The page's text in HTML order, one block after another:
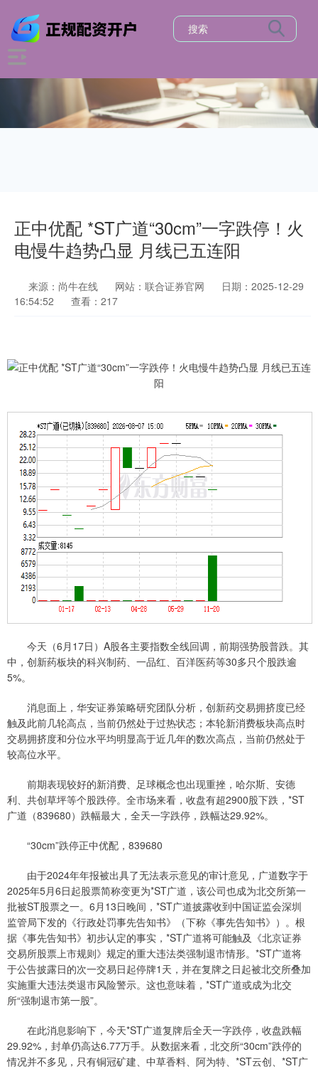
正中优配 *ST广道“30cm”一字跌停！火
电慢牛趋势凸显 月线已五连阳
来源：尚牛在线 网站：联合证券官网
日期：2025-12-29
16:54:52
查看：217
今天（6月17日）A股各主要指数全线回调，前期强势股普跌。其
中，创新药板块的科兴制药、一品红、百洋医药等30多只个股跌逾
5%。
消息面上，华安证券策略研究团队分析，创新药交易拥挤度已经
触及此前几轮高点，当前仍然处于过热状态；本轮新消费板块高点时
交易拥挤度和分位水平均明显高于近几年的数次高点，当前仍然处于
较高位水平。
前期表现较好的新消费、足球概念也出现重挫，哈尔斯、安德
利、共创草坪等个股跌停。全市场来看，收盘有超2900股下跌，*ST
广道（839680）跌幅最大，全天一字跌停，跌幅达29.92%。
“30cm”跌停正中优配，839680
由于2024年年报被出具了无法表示意见的审计意见，广道数字于
2025年5月6日起股票简称变更为*ST广道，该公司也成为北交所第一
批被ST股票之一。6月13日晚间，*ST广道披露收到中国证监会深圳
监管局下发的《行政处罚事先告知书》（下称《事先告知书》）。根
据《事先告知书》初步认定的事实，*ST广道将可能触及《北京证券
交易所股票上市规则》规定的重大违法类强制退市情形。*ST广道将
于公告披露日的次一交易日起停牌1天，并在复牌之日起被北交所叠加
实施重大违法类退市风险警示。这也意味着，*ST广道或成为北交
所“强制退市第一股”。
在此消息影响下，今天*ST广道复牌后全天一字跌停，收盘跌幅
29.92%，封单仍高达6.77万手。从数据来看，北交所“30cm”跌停的
情况并不多见，只有铜冠矿建、中草香料、阿为特、*ST云创、*ST广